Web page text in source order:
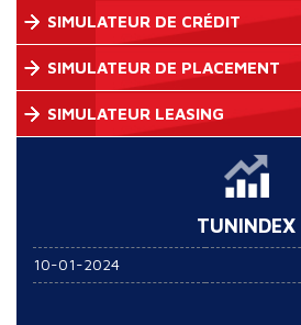
SIMULATEUR DE CRÉDIT
SIMULATEUR DE PLACEMENT
SIMULATEUR LEASING
TUNINDEX
10-01-2024